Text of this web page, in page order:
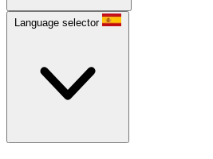
Language selector